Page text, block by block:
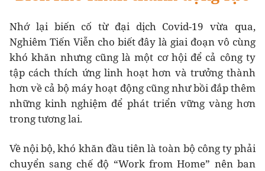
Nhớ lại biến cố từ đại dịch Covid-19 vừa qua,
Nghiêm Tiến Viễn cho biết đây là giai đoạn vô cùng
khó khăn nhưng cũng là một cơ hội để cả công ty
tập cách thích ứng linh hoạt hơn và trưởng thành
hơn về cả bộ máy hoạt động cũng như bồi đắp thêm
những kinh nghiệm để phát triển vững vàng hơn
trong tương lai.
Về nội bộ, khó khăn đầu tiên là toàn bộ công ty phải
chuyển sang chế độ “Work from Home” nên ban